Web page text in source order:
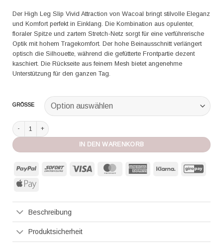
Der High Leg Slip Vivid Attraction von Wacoal bringt stilvolle Eleganz
und Komfort perfekt in Einklang. Die Kombination aus opulenter,
floraler Spitze und zartem Stretch-Netz sorgt für eine verführerische
Optik mit hohem Tragekomfort. Der hohe Beinausschnitt verlängert
optisch die Silhouette, während die gefütterte Frontpartie dezent
kaschiert. Die Rückseite aus feinem Mesh bietet angenehme
Unterstützung für den ganzen Tag.
GRÖSSE
Wacoal Slip Vivid Attraction black Menge
IN DEN WARENKORB
PayPal Sofort MasterCard American
Klarna
Apple
Beschreibung
Produktsicherheit